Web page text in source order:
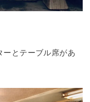
ーとテーブル席があ